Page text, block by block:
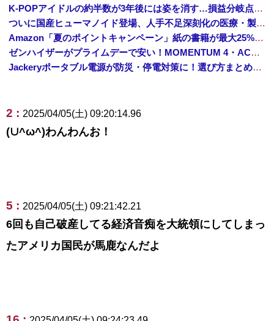
K-POPアイドルの約半数が3年後には姿を消す…損益分岐点突破は4％未満
ついに国産ヒューマノイド登場、人手不足深刻化の医療・製造現場などでの活用想定！
Amazon「夏のポイントキャンペーン」紙の書籍が最大25%ポイント還元 対象と条件を整理（2026年7月）
ゼンハイザーがプライムデーで安い！MOMENTUM 4・ACCENTUMなど対象モデルまとめ！
Jackeryポータブル電源が防災・停電対策に！選び方まとめ【プライムデー最終日】
2 : 2025/04/05(土) 09:20:14.96
(∪^ω^)わんわんお！
5 : 2025/04/05(土) 09:21:42.21
6回も自己破産してる経済音痴を大統領にしてしまっ
たアメリカ国民が馬鹿なんだよ